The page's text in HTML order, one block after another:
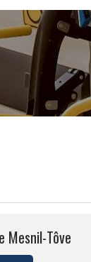
Mesnil-Tôve